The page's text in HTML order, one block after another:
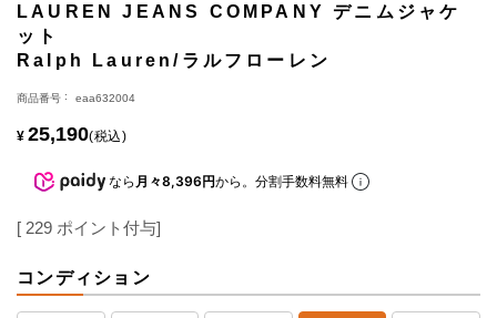
LAUREN JEANS COMPANY デニムジャケ
ット
Ralph Lauren/ラルフローレン
商品番号 eaa632004
¥ 25,190 税込
なら 月々8,396円から。分割手数料無料
[ 229 ポイント付与]
コンディション